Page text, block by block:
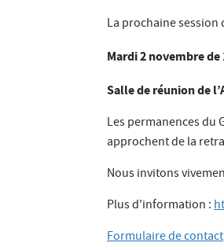
La prochaine
Mardi 2 novembre de
Salle de réunion de
Les permanences du
approchent de la
Nous invitons
Plus d'information :
Formulaire de contact